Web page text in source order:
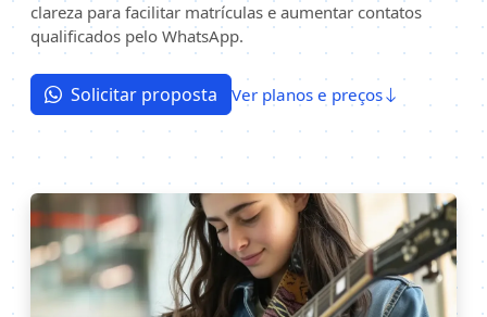
clareza para facilitar matrículas e aumentar contatos
qualificados pelo WhatsApp.
Solicitar proposta Ver planos e preços